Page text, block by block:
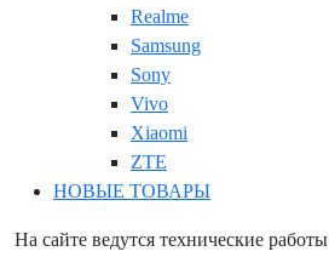
Realme
Samsung
Sony
Vivo
Xiaomi
ZTE
НОВЫЕ ТОВАРЫ
На сайте ведутся технические работы